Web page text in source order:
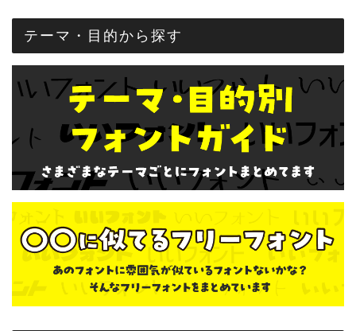
テーマ・目的から探す